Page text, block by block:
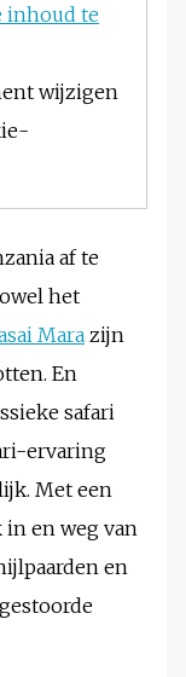
inhoud te
wijzigen
af te
het
Mara zijn
En
safari
ervaring
Met een
en weg van
en